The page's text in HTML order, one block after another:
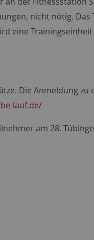
nicht nötig.
eine
Die Anmeldung zu
lauf.de/
am 28.